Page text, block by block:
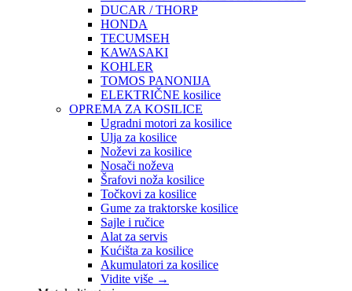
DUCAR / THORP
HONDA
TECUMSEH
KAWASAKI
KOHLER
TOMOS PANONIJA
ELEKTRIČNE kosilice
OPREMA ZA KOSILICE
Ugradni motori za kosilice
Ulja za kosilice
Noževi za kosilice
Nosači noževa
Šrafovi noža kosilice
Točkovi za kosilice
Gume za traktorske kosilice
Sajle i ručice
Alat za servis
Kućišta za kosilice
Akumulatori za kosilice
Vidite više →